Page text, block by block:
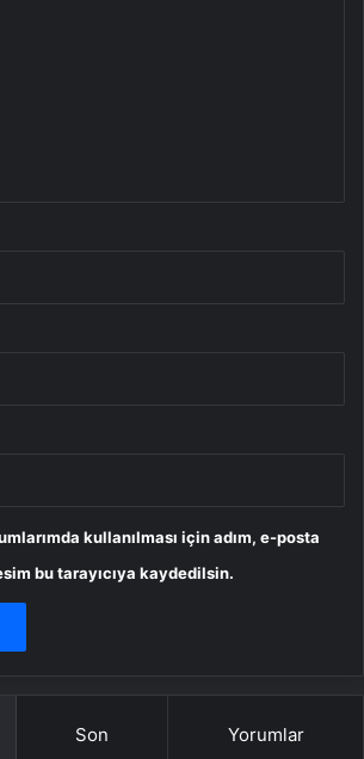
kullanılması için adım, e-posta
bu tarayıcıya kaydedilsin.
Son Yorumlar